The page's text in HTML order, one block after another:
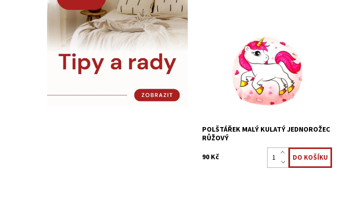
Malý kulatý polštářek oblíbeného
pohádkového jednorožce bude dělat
vašemu děťátku milou společnost
v pokojíčku, v postýlce, i na cestách.
Dostupnost:
Skladem 4 ks
22323856
POLŠTÁŘEK MALÝ KULATÝ JEDNOROŽEC
RŮŽOVÝ
90 Kč